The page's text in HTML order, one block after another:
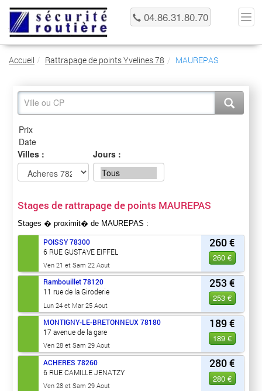
04.86.31.80.70
Accueil Rattrapage de points Yvelines 78 MAUREPAS
Villes : Jours :
Stages de rattrapage de points MAUREPAS
Stages � proximit� de MAUREPAS :
260 €
260 €
POISSY78300
6 RUE GUSTAVE EIFFEL
Ven 21 et Sam 22 Aout
253 €
253 €
Rambouillet 78120
11 rue de la Giroderie
Lun 24 et Mar 25 Aout
189 €
189 €
MONTIGNY-LE-BRETONNEUX 78180
17 avenue de la gare
Ven 28 et Sam 29 Aout
280 €
280 €
ACHERES 78260
6 RUE CAMILLE JENATZY
Ven 28 et Sam 29 Aout